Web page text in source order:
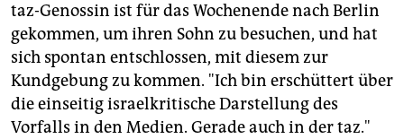
taz-Genossin ist für das Wochenende nach Berlin
gekommen, um ihren Sohn zu besuchen, und hat
sich spontan entschlossen, mit diesem zur
Kundgebung zu kommen. "Ich bin erschüttert über
die einseitig israelkritische Darstellung des
Vorfalls in den Medien. Gerade auch in der taz."